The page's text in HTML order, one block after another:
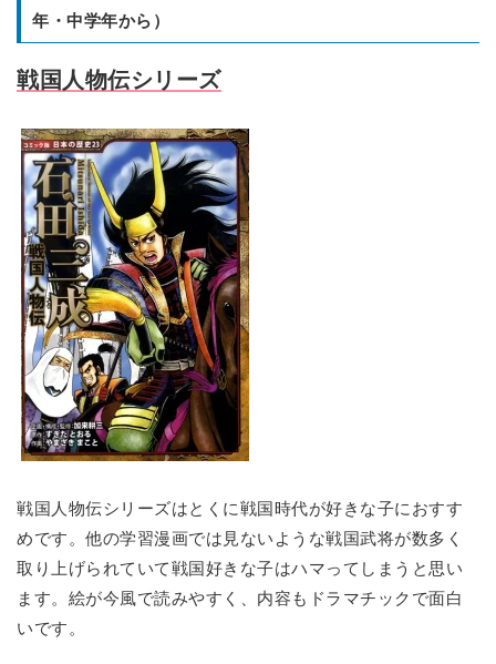
年・中学年から）
戦国人物伝シリーズ
戦国人物伝シリーズはとくに戦国時代が好きな子におすす
めです。他の学習漫画では見ないような戦国武将が数多く
取り上げられていて戦国好きな子はハマってしまうと思い
ます。絵が今風で読みやすく、内容もドラマチックで面白
いです。